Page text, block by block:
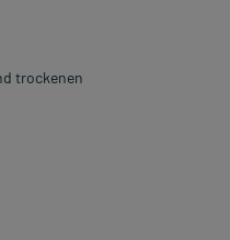
trockenen